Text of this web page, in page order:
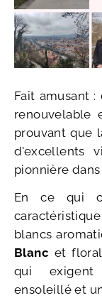
Fait amusant
renouvelable
prouvant que
d'excellents
pionnière
En ce qui
blancs
Blanc et floral
qui exigent
ensoleillé et